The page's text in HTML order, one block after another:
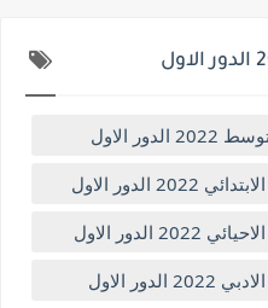
الاول
الاول
الاول
الاول